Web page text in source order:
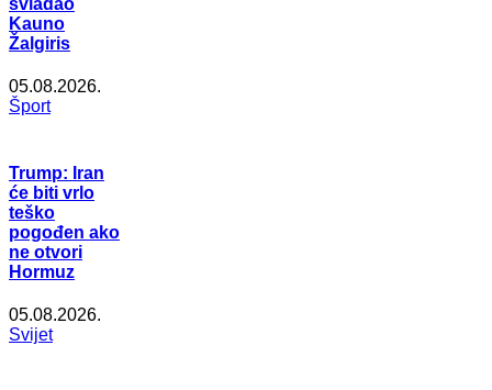
svladao
Kauno
Žalgiris
05.08.2026.
Šport
Trump: Iran
će biti vrlo
teško
pogođen ako
ne otvori
Hormuz
05.08.2026.
Svijet